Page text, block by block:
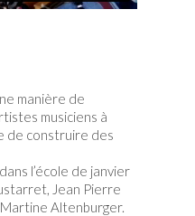
manière de
musiciens à
de construire des
l’école de janvier
Jean Pierre
Altenburger.